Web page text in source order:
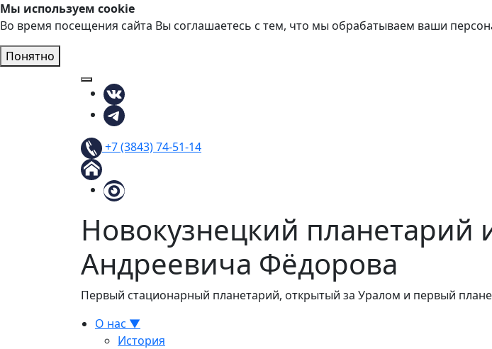
Мы используем cookie
Во время посещения сайта Вы соглашаетесь с тем, что мы обрабатываем ваши
Понятно
Мы в ВКонтакте
Мы в Телеграм
Наш телефон
+7 (3843) 74-51-14
На главную страницу
Версия для слабовидящих
Новокузнецкий планетарий
Андреевича Фёдорова
Первый стационарный планетарий, открытый за Уралом и первый
О нас ▼
История